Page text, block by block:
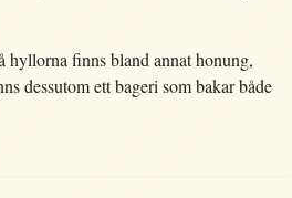
hyllorna finns bland annat honung,
dessutom ett bageri som bakar både